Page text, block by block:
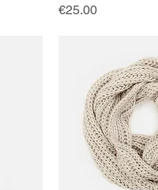
價格
€25.00